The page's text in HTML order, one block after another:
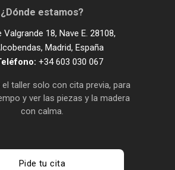
¿Dónde estamos?
Valgrande 18, Nave E. 28108,
Madrid, España
+34 603 030 067
taller solo con cita previa, para
y ver las piezas y la madera
con calma.
Pide tu cita